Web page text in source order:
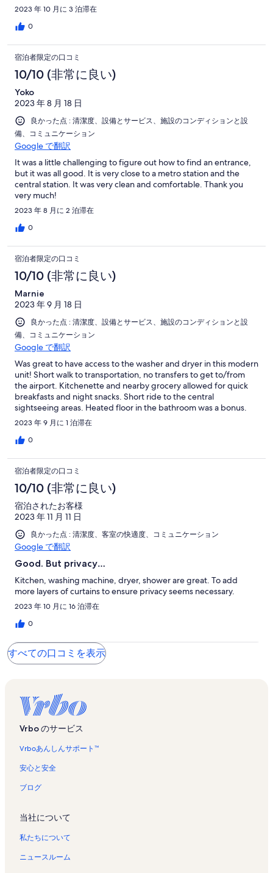
2023 年 10 月に 3 泊滞在
0
宿泊者限定の口コミ
10/10 (非常に良い)
Yoko
2023 年 8 月 18 日
良かった点 : 清潔度、設備とサービス、施設のコンディションと設
備、コミュニケーション
Google で翻訳
It was a little challenging to figure out how to find an entrance,
but it was all good. It is very close to a metro station and the
central station. It was very clean and comfortable. Thank you
very much!
2023 年 8 月に 2 泊滞在
0
宿泊者限定の口コミ
10/10 (非常に良い)
Marnie
2023 年 9 月 18 日
良かった点 : 清潔度、設備とサービス、施設のコンディションと設
備、コミュニケーション
Google で翻訳
Was great to have access to the washer and dryer in this modern
unit! Short walk to transportation, no transfers to get to/from
the airport. Kitchenette and nearby grocery allowed for quick
breakfasts and night snacks. Short ride to the central
sightseeing areas. Heated floor in the bathroom was a bonus.
Very nice stay for a busy sightseeing trip to Copenhagen.
2023 年 9 月に 1 泊滞在
0
宿泊者限定の口コミ
10/10 (非常に良い)
宿泊されたお客様
2023 年 11 月 11 日
良かった点 : 清潔度、客室の快適度、コミュニケーション
Google で翻訳
Good. But privacy…
Kitchen, washing machine, dryer, shower are great. To add
more layers of curtains to ensure privacy seems necessary.
2023 年 10 月に 16 泊滞在
0
すべての口コミを表示
Vrbo のサービス
Vrboあんしんサポート™
安心と安全
ブログ
当社について
私たちについて
ニュースルーム